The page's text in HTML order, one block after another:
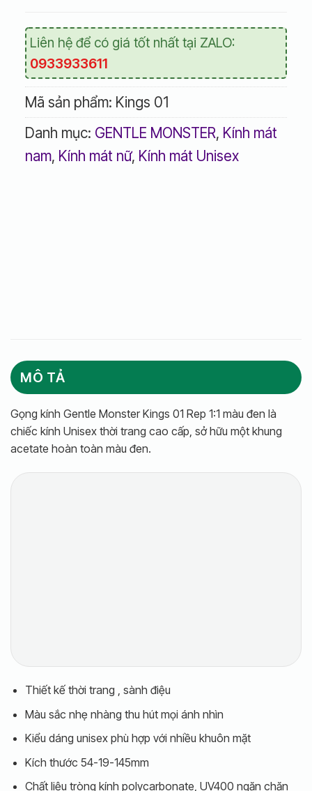
Liên hệ để có giá tốt nhất tại ZALO:
0933933611
Mã sản phẩm: Kings 01
Danh mục: GENTLE MONSTER, Kính mát
nam, Kính mát nữ, Kính mát Unisex
MÔ TẢ
Gọng kính Gentle Monster Kings 01 Rep 1:1 màu đen là
chiếc kính Unisex thời trang cao cấp, sở hữu một khung
acetate hoàn toàn màu đen.
Thiết kế thời trang , sành điệu
Màu sắc nhẹ nhàng thu hút mọi ánh nhìn
Kiểu dáng unisex phù hợp với nhiều khuôn mặt
Kích thước 54-19-145mm
Chất liệu tròng kính polycarbonate, UV400 ngăn chặn